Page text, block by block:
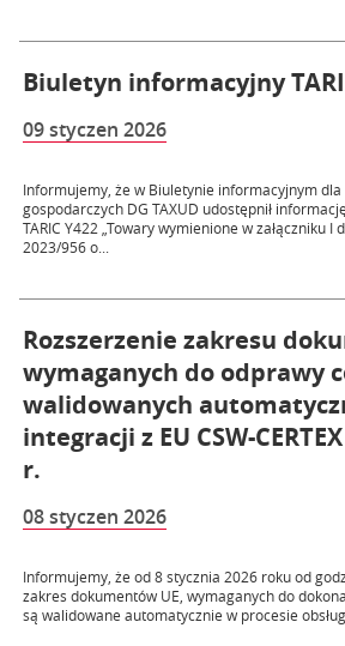
Biuletyn informacyjny
09 styczen 2026
Informujemy, że w Biuletynie informacyjnym
gospodarczych DG TAXUD udostępnił
TARIC Y422 „Towary wymienione w załączniku I
2023/956 o...
Rozszerzenie zakresu
wymaganych do odprawy
walidowanych
integracji z EU CSW-
r.
08 styczen 2026
Informujemy, że od 8 stycznia 2026 roku od
zakres dokumentów UE, wymaganych do
są walidowane automatycznie w procesie obsługi